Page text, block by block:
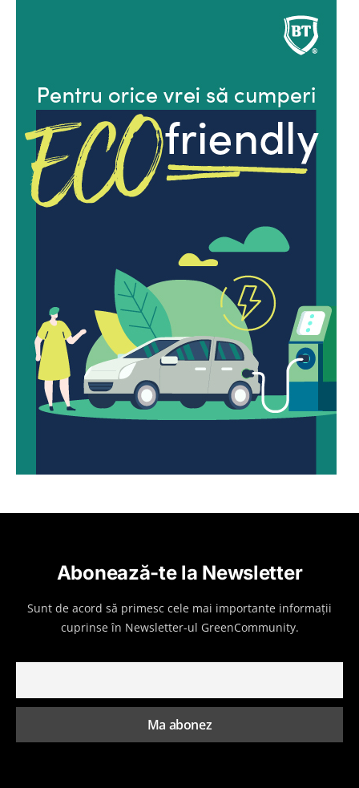
Abonează-te la Newsletter
Sunt de acord să primesc cele mai importante informații
cuprinse în Newsletter-ul GreenCommunity.